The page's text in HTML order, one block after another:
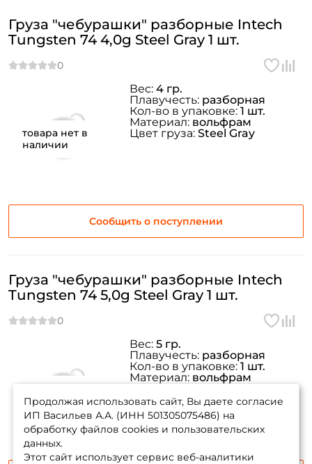
товара нет в
наличии
Груза "чебурашки" разборные Intech
Tungsten 74 4,0g Steel Gray 1 шт.
Сообщить о поступлении
Вес: 4 гр.
Плавучесть: разборная
Кол-во в упаковке:1 шт.
Материал: вольфрам
Цвет груза: Steel Gray
наличии
Груза "чебурашки" разборные Intech
Tungsten 74 5,0g Steel Gray 1 шт.
Вес: 5 гр.
Плавучесть: разборная
Кол-во в упаковке:1 шт.
Материал: вольфрам
Цвет груза:
Steel Gray
Продолжая использовать сайт, Вы даете согласие
ИП Васильев А.А. (ИНН 501305075486) на
обработку файлов cookies и пользовательских
данных.
Этот сайт использует сервис веб-аналитики